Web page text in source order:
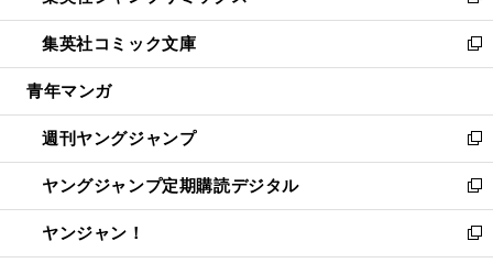
開
く
ウ
で
開
ン
ド
ウ
開
く
ウ
ィ
ン
ウ
で
開
く
し
い
ウ
ン
ド
ウ
で
開
く
集英社コミック文庫
新
し
ウ
ィ
ン
ド
ウ
で
開
青年マンガ
週刊ヤングジャンプ
新
し
い
ウ
ィ
ン
ヤングジャンプ定期購読デジタル
新
し
い
ヤンジャン！
新